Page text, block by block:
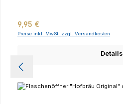
Regulärer Preis:
9,95 €
Preise inkl. MwSt. zzgl. Versandkosten
Details